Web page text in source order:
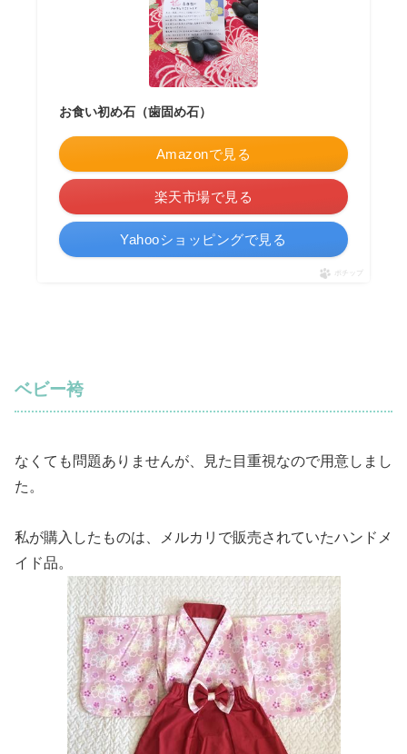
お食い初め石（歯固め石）
Amazonで見る
楽天市場で見る
Yahooショッピングで見る
ポチップ
ベビー袴
なくても問題ありませんが、見た目重視なので用意しまし
た。
私が購入したものは、メルカリで販売されていたハンドメ
イド品。